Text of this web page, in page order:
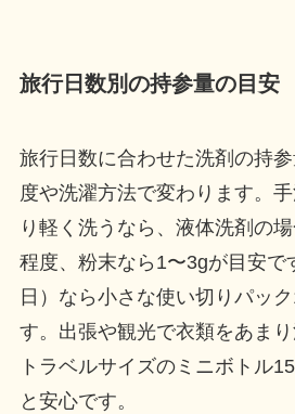
旅行日数別の持参量の目安
旅行日数に合わせた洗剤の持
度や洗濯方法で変わります。
り軽く洗うなら、液体洗剤の
程度、粉末なら1〜3gが目安で
日）なら小さな使い切りパッ
す。出張や観光で衣類をあまり
トラベルサイズのミニボトル
と安心です。